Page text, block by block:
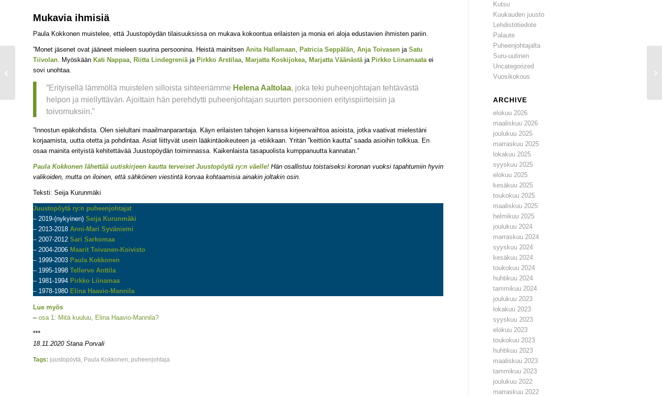
Mukavia ihmisiä
Paula Kokkonen muistelee, että Juustopöydän tilaisuuksissa on mukava kokoontua erilaisten ja monia eri aloja edustavien ihmisten pariin.
”Monet jäsenet ovat jääneet mieleen suurina persoonina. Heistä mainitsen Anita Hallamaan Patricia Seppälän Anja Toivasen ja Satu
Tiivolan . Myöskään Kati Nappaa Riitta Lindegreniä ja Pirkko Arstilaa Marjatta Koskijokea Marjatta Väänästä ja Pirkko Liinamaata ei
sovi unohtaa.
”Erityisellä lämmöllä muistelen silloista sihteeriämme Helena Aaltolaa, joka teki puheenjohtajan tehtävästä
helpon ja miellyttävän. Ajoittain hän perehdytti puheenjohtajan suurten persoonien erityispiirteisiin ja
toivomuksiin.”
”Innostun epäkohdista. Olen sielultani maailmanparantaja. Käyn erilaisten tahojen kanssa kirjeenvaihtoa asioista, jotka vaativat mielestäni
korjaamista, uutta otetta ja pohdintaa. Asiat liittyvät usein lääkintäoikeuteen ja -etiikkaan. Yritän ”keittiön kautta” saada asioihin tolkkua. En
osaa mainita erityistä kehitettävää Juustopöydän toiminnassa. Kaikenlaista tasapuolista kumppanuutta kannatan.”
Paula Kokkonen lähettää uutiskirjeen kautta terveiset Juustopöytä ry:n väelle! Hän osallistuu toistaiseksi koronan vuoksi tapahtumiin hyvin
valikoiden, mutta on iloinen, että sähköinen viestintä korvaa kohtaamisia ainakin joltakin osin.
Teksti: Seija Kurunmäki
Juustopöytä ry:n puheenjohtajat
– 2019-(nykyinen) Seija Kurunmäki
– 2013-2018 Anni-Mari Syväniemi
– 2007-2012 Sari Sarkomaa
– 2004-2006 Maarit Toivanen-Koivisto
– 1999-2003 Paula Kokkonen
– 1995-1998 Tellervo Anttila
– 1981-1994 Pirkko Liinamaa
– 1978-1980 Elina Haavio-Mannila
Lue myös
– osa 1: Mitä kuuluu, Elina Haavio-Mannila?
***
18.11.2020 Stana Porvali
Tags: juustopöytä Paula Kokkonen puheenjohtaja
Kutsu
Kuukauden juusto
Lehdistötiedote
Palaute
Puheenjohtajalta
Suru-uutinen
Uncategorized
Vuosikokous
ARCHIVE
elokuu 2026
maaliskuu 2026
joulukuu 2025
marraskuu 2025
lokakuu 2025
syyskuu 2025
elokuu 2025
kesäkuu 2025
toukokuu 2025
maaliskuu 2025
helmikuu 2025
joulukuu 2024
marraskuu 2024
syyskuu 2024
kesäkuu 2024
toukokuu 2024
huhtikuu 2024
tammikuu 2024
joulukuu 2023
lokakuu 2023
syyskuu 2023
elokuu 2023
toukokuu 2023
huhtikuu 2023
maaliskuu 2023
tammikuu 2023
joulukuu 2022
marraskuu 2022
Kultainen Juustohöylä